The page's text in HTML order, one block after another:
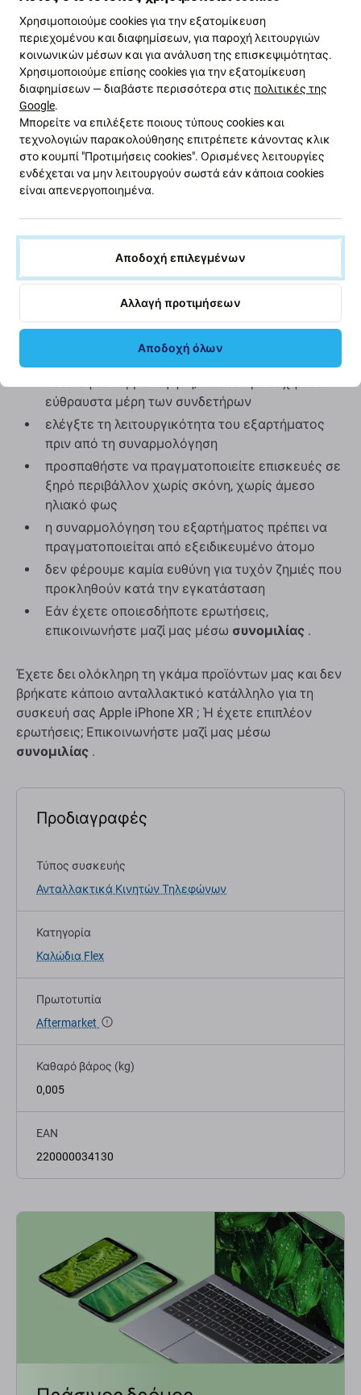
Ποιότητα: Aftermarket- Τα ανταλλακτικά που
πωλούνται ως Aftermarket κατασκευάζονται
σύμφωνα με τα ίδια πρότυπα, προδιαγραφές και
υλικά με τα πρωτότυπα. Αυτό είναι ένα αντίγραφο
του πρωτότυπου και το ανταλλακτικό που
παραδίδεται ως Aftermarket ενδέχεται (σε ​​σπάνιες
περιπτώσεις) να έχει ελάχιστες διακυμάνσεις στη
λειτουργικότητα, την ποιότητα ή την εμφάνιση. Για να
διαβάστε το ιστολόγιό μας όπου εστιάζουμε στην
ποιότητα με περισσότερες λεπτομέρειες.
Συναρμολόγηση και συμβουλές:
Για τη συναρμολόγηση ή την αποσυναρμολόγηση
απαιτούνται ειδικά εργαλεία, τα οποία μπορείτε
να βρείτε στην προσφορά μας.
εύθραυστα μέρη των συνδετήρων
ελέγξτε τη λειτουργικότητα του εξαρτήματος
πριν από τη συναρμολόγηση
προσπαθήστε να πραγματοποιείτε επισκευές σε
ξηρό περιβάλλον χωρίς σκόνη, χωρίς άμεσο
ηλιακό φως
η συναρμολόγηση του εξαρτήματος πρέπει να
πραγματοποιείται από εξειδικευμένο άτομο
δεν φέρουμε καμία ευθύνη για τυχόν ζημιές που
προκληθούν κατά την εγκατάσταση
Εάν έχετε οποιεσδήποτε ερωτήσεις,
επικοινωνήστε μαζί μας μέσω συνομιλίας .
Έχετε δει ολόκληρη τη γκάμα προϊόντων μας και δεν
βρήκατε κάποιο ανταλλακτικό κατάλληλο για τη
συσκευή σας Apple iPhone XR ; Ή έχετε επιπλέον
ερωτήσεις; Επικοινωνήστε μαζί μας μέσω
συνομιλίας .
Προδιαγραφές
Τύπος συσκευής
Ανταλλακτικά Κινητών Τηλεφώνων
Κατηγορία
Καλώδια Flex
Πρωτοτυπία
Aftermarket
Καθαρό βάρος (kg)
0,005
EAN
220000034130
Χρησιμοποιούμε cookies για την εξατομίκευση
περιεχομένου και διαφημίσεων, για παροχή λειτουργιών
κοινωνικών μέσων και για ανάλυση της επισκεψιμότητας.
Χρησιμοποιούμε επίσης cookies για την εξατομίκευση
διαφημίσεων — διαβάστε περισσότερα στις πολιτικές της
Google.
Μπορείτε να επιλέξετε ποιους τύπους cookies και
τεχνολογιών παρακολούθησης επιτρέπετε κάνοντας κλικ
στο κουμπί "Προτιμήσεις cookies". Ορισμένες λειτουργίες
ενδέχεται να μην λειτουργούν σωστά εάν κάποια cookies
είναι απενεργοποιημένα.
Αποδοχή επιλεγμένων
Αλλαγή προτιμήσεων
Αποδοχή όλων